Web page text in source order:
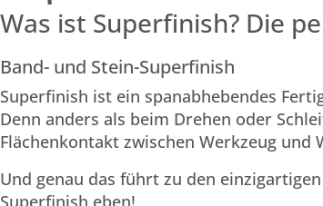
Was ist Superfinish? Die
Band- und Stein-Superfinish
Superfinish ist ein spanabhebendes
Denn anders als beim Drehen oder
Flächenkontakt zwischen Werkzeug und
Und genau das führt zu den
Superfinish eben!